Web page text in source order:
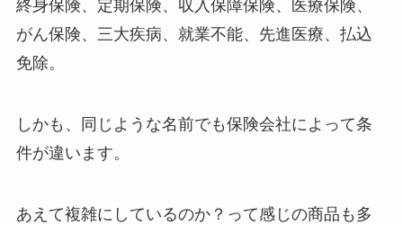
終身保険、定期保険、収入保障保険、医療保険、
がん保険、三大疾病、就業不能、先進医療、払込
免除。
しかも、同じような名前でも保険会社によって条
件が違います。
あえて複雑にしているのか？って感じの商品も多